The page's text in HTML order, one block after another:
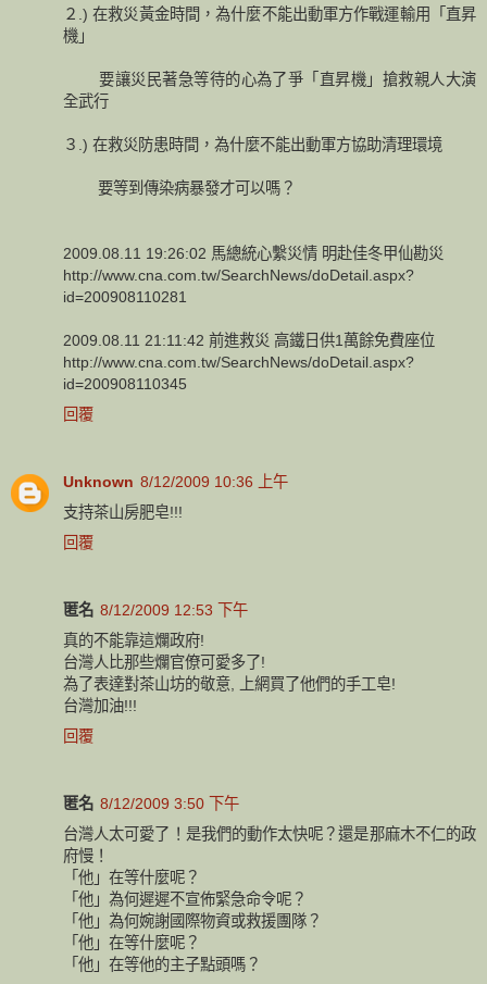
２.) 在救災黃金時間，為什麼不能出動軍方作戰運輸用「直昇
機」
要讓災民著急等待的心為了爭「直昇機」搶救親人大演
全武行
３.) 在救災防患時間，為什麼不能出動軍方協助清理環境
要等到傳染病暴發才可以嗎？
2009.08.11 19:26:02 馬總統心繫災情 明赴佳冬甲仙勘災
http://www.cna.com.tw/SearchNews/doDetail.aspx?
id=200908110281
2009.08.11 21:11:42 前進救災 高鐵日供1萬餘免費座位
http://www.cna.com.tw/SearchNews/doDetail.aspx?
id=200908110345
回覆
Unknown 8/12/2009 10:36 上午
支持茶山房肥皂!!!
回覆
匿名 8/12/2009 12:53 下午
真的不能靠這爛政府!
台灣人比那些爛官僚可愛多了!
為了表達對茶山坊的敬意, 上網買了他們的手工皂!
台灣加油!!!
回覆
匿名 8/12/2009 3:50 下午
台灣人太可愛了！是我們的動作太快呢？還是那麻木不仁的政
府慢！
「他」在等什麼呢？
「他」為何遲遲不宣佈緊急命令呢？
「他」為何婉謝國際物資或救援團隊？
「他」在等什麼呢？
「他」在等他的主子點頭嗎？